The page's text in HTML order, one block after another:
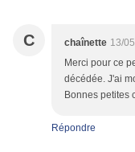
C chaînette 13/
Merci pour ce
décédée. J'ai
Bonnes petites
Répondre